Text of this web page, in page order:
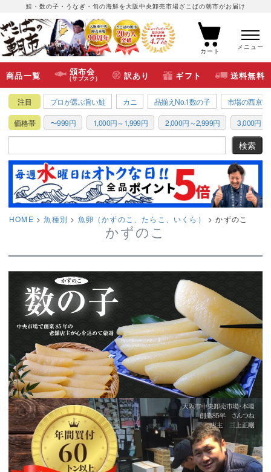
鮭・数の子・うなぎ・旬の海鮮を大阪中央卸売市場ざこばの朝市がお届け
カート
メニュー
商品一覧 頒布会
(サブスク) 訳あり ギフト 送料無料
注目 プロが選ぶ旨い鮭 カニ 品揃えNo.1数の子 市場の西京漬
価格帯 〜999円 1,000円～1,999円 2,000円～2,999円 3,000円～
HOME 魚種別 魚卵（かずのこ、たらこ、いくら） かずのこ
かずのこ